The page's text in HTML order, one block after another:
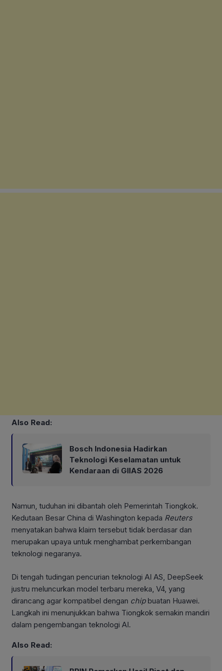
Also Read:
Bosch Indonesia Hadirkan
Teknologi Keselamatan untuk
Kendaraan di GIIAS 2026
Namun, tuduhan ini dibantah oleh Pemerintah Tiongkok.
Kedutaan Besar China di Washington kepada Reuters
menyatakan bahwa klaim tersebut tidak berdasar dan
merupakan upaya untuk menghambat perkembangan
teknologi negaranya.
Di tengah tudingan pencurian teknologi AI AS, DeepSeek
justru meluncurkan model terbaru mereka, V4, yang
dirancang agar kompatibel dengan chipbuatan Huawei.
Langkah ini menunjukkan bahwa Tiongkok semakin mandiri
dalam pengembangan teknologi AI.
Also Read: